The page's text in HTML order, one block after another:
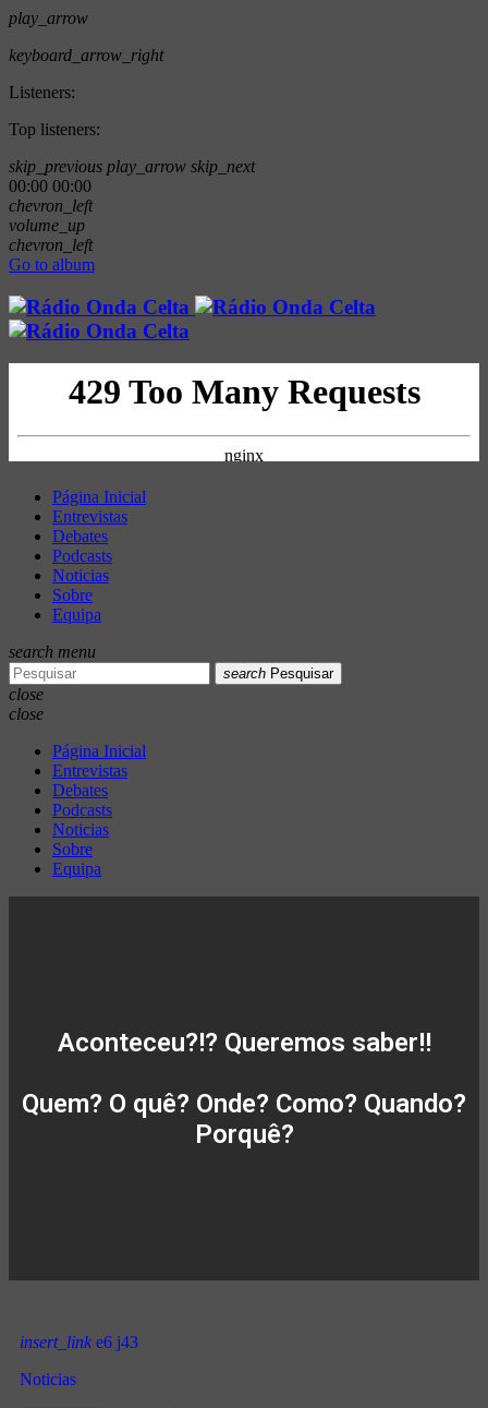
play_arrow
keyboard_arrow_right
Listeners:
Top listeners:
skip_previous play_arrow skip_next
00:00 00:00
chevron_left
volume_up
chevron_left
Go to album
Página Inicial
Entrevistas
Debates
Podcasts
Noticias
Sobre
Equipa
search menu
search Pesquisar
close
close
Página Inicial
Entrevistas
Debates
Podcasts
Noticias
Sobre
Equipa
Aconteceu?!? Queremos saber!!
Quem? O quê? Onde? Como? Quando?
Porquê?
insert_link 6 43
Noticias